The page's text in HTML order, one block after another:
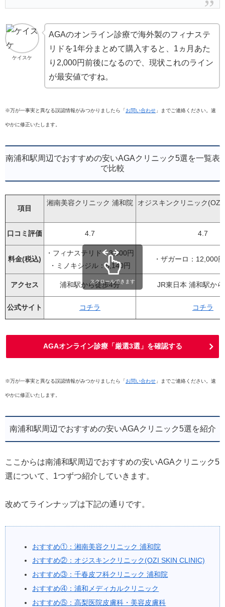
ケイスケ
AGAのオンライン診療で海外製のフィナステ
リドを1年分まとめて購入すると、1ヵ月あた
り2,000円前後になるので、現状これのライン
が最安値ですね。
※万が一事実と異なる誤認情報がみつかりましたら「 お問い合わせ 」までご連絡ください。速
やかに修正いたします。
南浦和駅周辺でおすすめの安いAGAクリニック5選を一覧表
で比較
項目
湘南美容クリニック 浦和院 オジスキンクリニック(OZI
口コミ評価 4.7 4.7
料金(税込)
・フィナステリド：3,000円
・ミノキシジル：8,140円
・ザガーロ：12,000
アクセス 浦和駅から徒歩4分 JR東日本 浦和駅か
公式サイト コチラ コチラ
スクロールできます
AGAオンライン診療「厳選3選」を確認する
※万が一事実と異なる誤認情報がみつかりましたら「お問い合わせ 」までご連絡ください。速
やかに修正いたします。
南浦和駅周辺でおすすめの安いAGAクリニック5選を紹介
ここからは南浦和駅周辺でおすすめの安いAGAクリニック5
選について、1つずつ紹介していきます。
改めてラインナップは下記の通りです。
おすすめ①：湘南美容クリニック 浦和院
おすすめ②：オジスキンクリニック(OZI SKIN CLINIC)
おすすめ③：千春皮フ科クリニック 浦和院
おすすめ④：浦和メディカルクリニック
おすすめ⑤：高梨医院皮膚科・美容皮膚科